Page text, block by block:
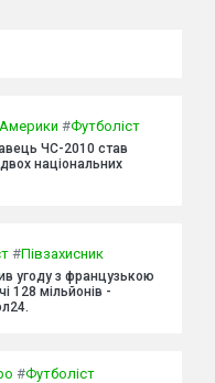
#Футболіст
ЧС-2010 став
національних
#Півзахисник
угоду з французькою
128 мільйонів -
#Футболіст